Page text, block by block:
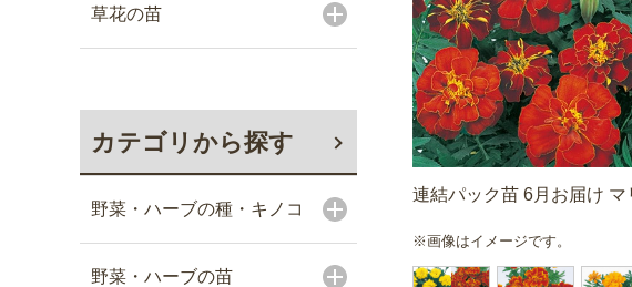
草花の苗
カテゴリから探す
野菜・ハーブの種・キノコ
野菜・ハーブの苗
連結パック苗 6月お届け
※画像はイメージです。